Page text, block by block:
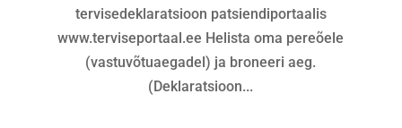
tervisedeklaratsioon patsiendiportaalis
www.terviseportaal.ee Helista oma pereõele
(vastuvõtuaegadel) ja broneeri aeg.
(Deklaratsioon...